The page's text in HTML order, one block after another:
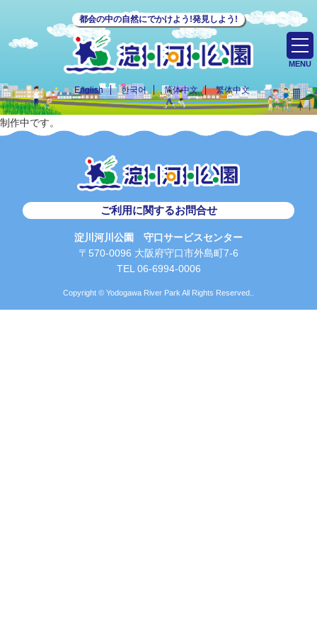
都会の中の自然にでかけよう!発見しよう!
English 한국어 简体中文 繁体中文
MENU
制作中です。
ご利用に関するお問合せ
淀川河川公園 守口サービスセンター
〒570-0096 大阪府守口市外島町7-6
TEL 06-6994-0006
Copyright © Yodogawa River Park All Rights Reserved..